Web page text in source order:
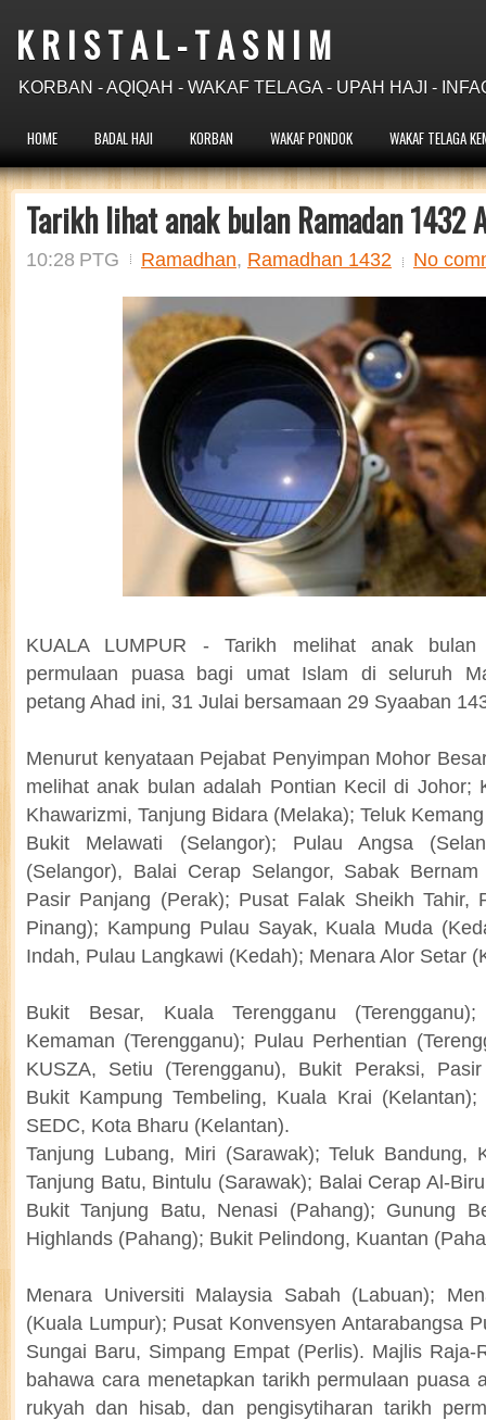
K R I S T A L - T A S N I M
KORBAN - AQIQAH - WAKAF TELAGA - UPAH HAJI -
HOME BADAL HAJI KORBAN WAKAF PONDOK WAKAF TELAGA
Tarikh lihat anak bulan Ramadan 1432
10:28 PTG Ramadhan, Ramadhan 1432 No
KUALA LUMPUR - Tarikh melihat anak bulan
permulaan puasa bagi umat Islam di seluruh
petang Ahad ini, 31 Julai bersamaan 29 Syaaban
Menurut kenyataan Pejabat Penyimpan Mohor
melihat anak bulan adalah Pontian Kecil di Johor;
Khawarizmi, Tanjung Bidara (Melaka); Teluk
Bukit Melawati (Selangor); Pulau Angsa
(Selangor), Balai Cerap Selangor, Sabak
Pasir Panjang (Perak); Pusat Falak Sheikh Tahir,
Pinang); Kampung Pulau Sayak, Kuala Muda
Indah, Pulau Langkawi (Kedah); Menara Alor Setar
Bukit Besar, Kuala Terengganu
Kemaman (Terengganu); Pulau Perhentian
KUSZA, Setiu (Terengganu), Bukit Peraksi,
Bukit Kampung Tembeling, Kuala Krai (Kelantan);
SEDC, Kota Bharu (Kelantan).
Tanjung Lubang, Miri (Sarawak); Teluk Bandung,
Tanjung Batu, Bintulu (Sarawak); Balai Cerap Al-
Bukit Tanjung Batu, Nenasi (Pahang); Gunung
Highlands (Pahang); Bukit Pelindong, Kuantan
Menara Universiti Malaysia Sabah (Labuan);
(Kuala Lumpur); Pusat Konvensyen Antarabangsa
Sungai Baru, Simpang Empat (Perlis). Majlis Raja-
bahawa cara menetapkan tarikh permulaan puasa
rukyah dan hisab, dan pengisytiharan tarikh